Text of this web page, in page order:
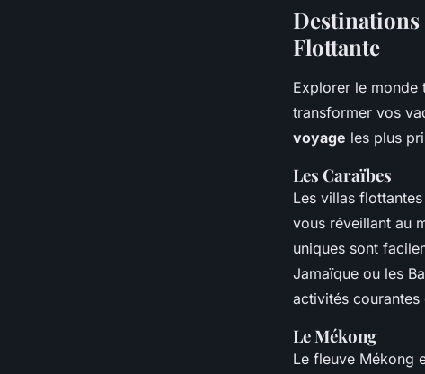
Flottante
Explorer le monde
transformer vos
voyage les plus
Les Caraïbes
Les villas
vous réveillant au
uniques sont
Jamaïque ou les
activités courantes
Le Mékong
Le fleuve Mékong